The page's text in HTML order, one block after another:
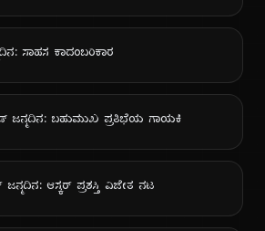
ಸಾಹಸ ಕಾದಂಬರಿಕಾರ
ಜನ್ಮದಿನ: ಬಹುಮುಖ ಪ್ರತಿಭೆಯ ಗಾಯಕಿ
ಜನ್ಮದಿನ: ಆಸ್ಕರ್ ಪ್ರಶಸ್ತಿ ವಿಜೇತ ನಟ